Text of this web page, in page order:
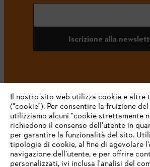
Iscrizione alla
Il nostro sito web utilizza cookie e altre
("cookie"). Per consentire la fruizione
utilizziamo alcuni "cookie strettamente
richiedono il consenso dell’utente in
per garantire la funzionalità del sito.
tipologie di cookie, al fine di agevolare
navigazione dell’utente, e per offrire
personalizzati, ivi inclusa l'analisi del